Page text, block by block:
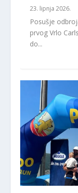
23. lipnja 2026.
Posušje
prvog Vrlo
do...